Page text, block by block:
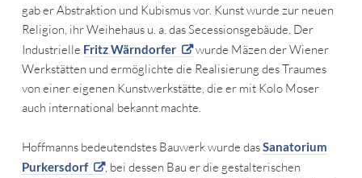
gab er Abstraktion und Kubismus vor. Kunst wurde zur neuen
Religion, ihr Weihehaus u. a. das Secessionsgebäude. Der
Industrielle Fritz Wärndorfer
wurde Mäzen der Wiener
Werkstätten und ermöglichte die Realisierung des Traumes
von einer eigenen Kunstwerkstätte, die er mit Kolo Moser
auch international bekannt machte.
Hoffmanns bedeutendstes Bauwerk wurde dasSanatorium
Purkersdorf
, bei dessen Bau er die gestalterischen